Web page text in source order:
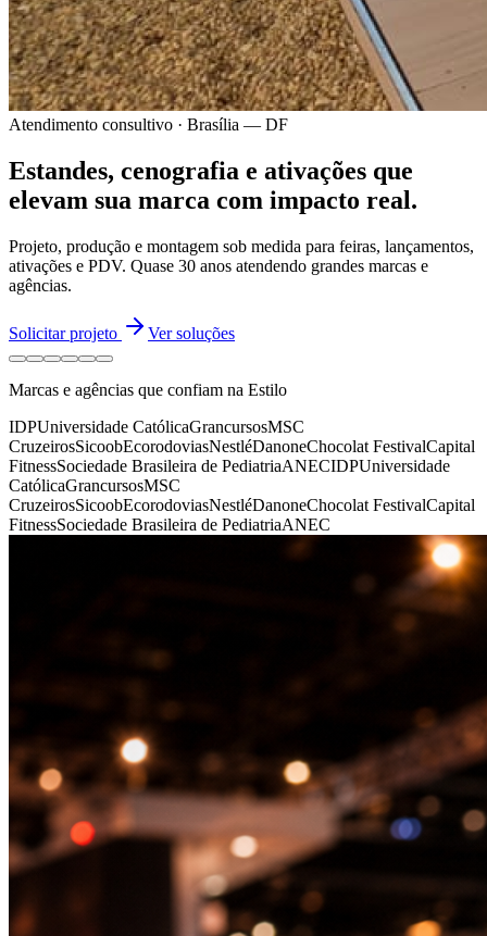
Atendimento consultivo · Brasília — DF
Estandes, cenografia e ativações que
elevam sua marca com impacto real.
Projeto, produção e montagem sob medida para feiras, lançamentos,
ativações e PDV. Quase 30 anos atendendo grandes marcas e
agências.
Solicitar projeto Ver soluções
Marcas e agências que confiam na Estilo
IDPUniversidade CatólicaGrancursosMSC
CruzeirosSicoobEcorodoviasNestléDanoneChocolat FestivalCapital
FitnessSociedade Brasileira de PediatriaANECIDPUniversidade
CatólicaGrancursosMSC
CruzeirosSicoobEcorodoviasNestléDanoneChocolat FestivalCapital
FitnessSociedade Brasileira de PediatriaANEC